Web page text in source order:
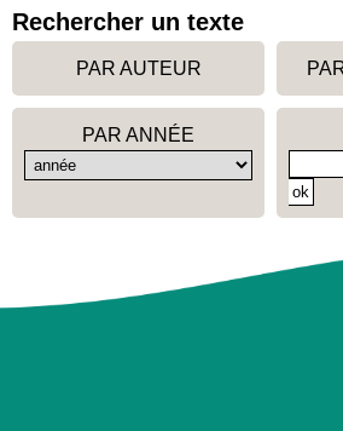
Rechercher un texte
PAR AUTEUR
PAR ANNÉE